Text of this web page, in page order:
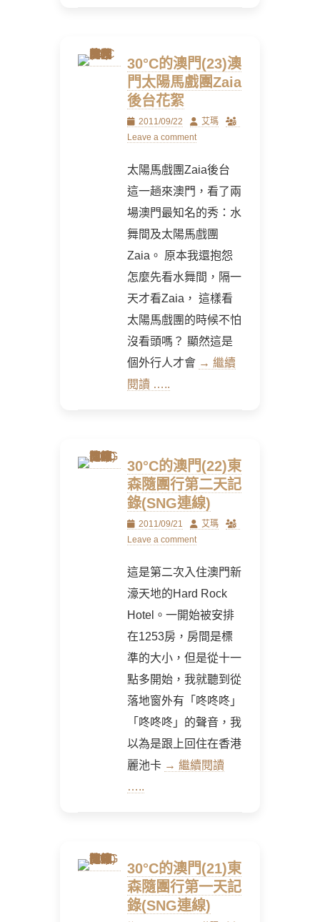
30°C的澳門(23)澳
門太陽馬戲團Zaia
後台花絮
Posted
on
2011/09/22 Author
艾瑪
Leave a comment
太陽馬戲團Zaia後台
這一趟來澳門，看了兩
場澳門最知名的秀：水
舞間及太陽馬戲團
Zaia。 原本我還抱怨
怎麼先看水舞間，隔一
天才看Zaia， 這樣看
太陽馬戲團的時候不怕
沒看頭嗎？ 顯然這是
個外行人才會 → 繼續
閱讀 …..
30°C的澳門(22)東
森隨團行第二天記
錄(SNG連線)
Posted
on
2011/09/21 Author
艾瑪
Leave a comment
這是第二次入住澳門新
濠天地的Hard Rock
Hotel。一開始被安排
在1253房，房間是標
準的大小，但是從十一
點多開始，我就聽到從
落地窗外有「咚咚咚」
「咚咚咚」的聲音，我
以為是跟上回住在香港
麗池卡 → 繼續閱讀
…..
30°C的澳門(21)東
森隨團行第一天記
錄(SNG連線)